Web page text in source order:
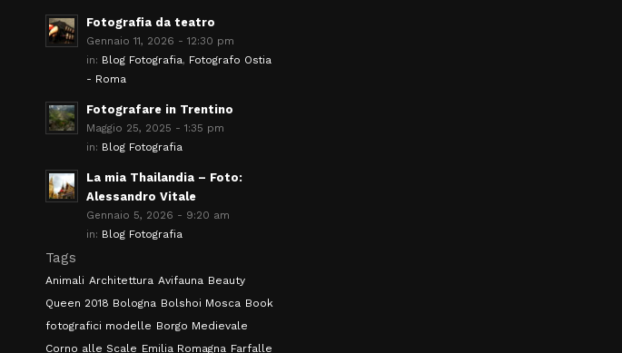
Fotografia da teatro
Gennaio 11, 2026 - 12:30 pm
in: Blog Fotografia, Fotografo Ostia
- Roma
Fotografare in Trentino
Maggio 25, 2025 - 1:35 pm
in: Blog Fotografia
La mia Thailandia – Foto:
Alessandro Vitale
Gennaio 5, 2026 - 9:20 am
in: Blog Fotografia
Tags
Animali Architettura Avifauna Beauty
Queen 2018 Bologna Bolshoi Mosca Book
fotografici modelle Borgo Medievale
Corno alle Scale Emilia Romagna Farfalle